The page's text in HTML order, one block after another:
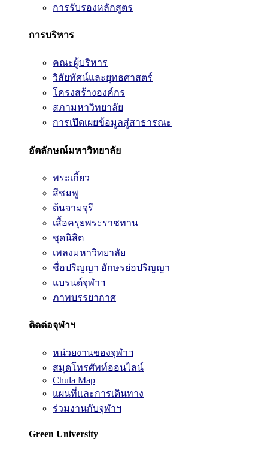
การรับรองหลักสูตร
การบริหาร
คณะผู้บริหาร
วิสัยทัศน์และยุทธศาสตร์
โครงสร้างองค์กร
สภามหาวิทยาลัย
การเปิดเผยข้อมูลสู่สาธารณะ
อัตลักษณ์มหาวิทยาลัย
พระเกี้ยว
สีชมพู
ต้นจามจุรี
เสื้อครุยพระราชทาน
ชุดนิสิต
เพลงมหาวิทยาลัย
ชื่อปริญญา อักษรย่อปริญญา
แบรนด์จุฬาฯ
ภาพบรรยากาศ
ติดต่อจุฬาฯ
หน่วยงานของจุฬาฯ
สมุดโทรศัพท์ออนไลน์
Chula Map
แผนที่และการเดินทาง
ร่วมงานกับจุฬาฯ
Green University